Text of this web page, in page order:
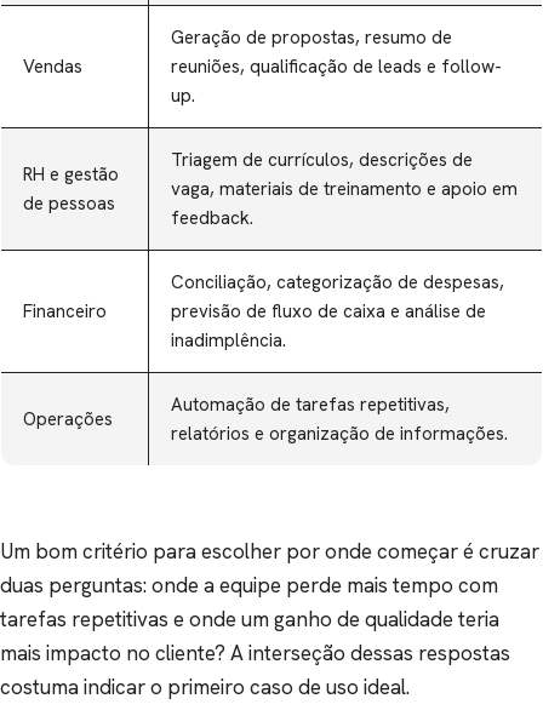
Vendas
Geração de propostas, resumo de
reuniões, qualificação de leads e follow-
up.
RH e gestão
de pessoas
Triagem de currículos, descrições de
vaga, materiais de treinamento e apoio em
feedback.
Financeiro
Conciliação, categorização de despesas,
previsão de fluxo de caixa e análise de
inadimplência.
Operações
Automação de tarefas repetitivas,
relatórios e organização de informações.
Um bom critério para escolher por onde começar é cruzar
duas perguntas: onde a equipe perde mais tempo com
tarefas repetitivas e onde um ganho de qualidade teria
mais impacto no cliente? A interseção dessas respostas
costuma indicar o primeiro caso de uso ideal.